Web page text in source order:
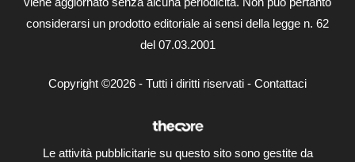
considerarsi un prodotto editoriale ai sensi della legge n. 62
del 07.03.2001
Copyright ©2026 - Tutti i diritti riservati - Contattaci
Le attività pubblicitarie su questo sito sono gestite da